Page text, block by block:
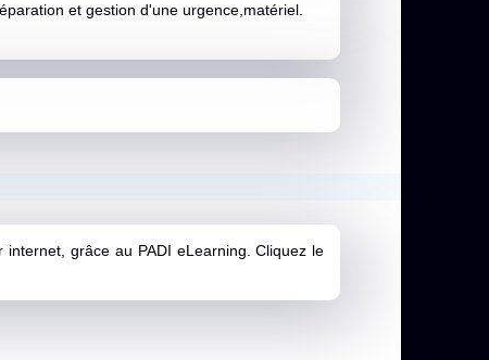
et gestion d'une urgence,matériel.
grâce au PADI eLearning. Cliquez le